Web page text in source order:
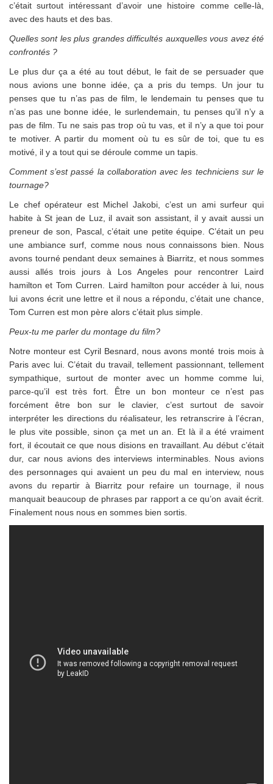
c’était surtout intéressant d’avoir une histoire comme celle-là,
avec des hauts et des bas.
Quelles sont les plus grandes difficultés auxquelles vous avez été
confrontés ?
Le plus dur ça a été au tout début, le fait de se persuader que
nous avions une bonne idée, ça a pris du temps. Un jour tu
penses que tu n’as pas de film, le lendemain tu penses que tu
n’as pas une bonne idée, le surlendemain, tu penses qu’il n’y a
pas de film. Tu ne sais pas trop où tu vas, et il n’y a que toi pour
te motiver. A partir du moment où tu es sûr de toi, que tu es
motivé, il y a tout qui se déroule comme un tapis.
Comment s’est passé la collaboration avec les techniciens sur le
tournage?
Le chef opérateur est Michel Jakobi, c’est un ami surfeur qui
habite à St jean de Luz, il avait son assistant, il y avait aussi un
preneur de son, Pascal, c’était une petite équipe. C’était un peu
une ambiance surf, comme nous nous connaissons bien. Nous
avons tourné pendant deux semaines à Biarritz, et nous sommes
aussi allés trois jours à Los Angeles pour rencontrer Laird
hamilton et Tom Curren. Laird hamilton pour accéder à lui, nous
lui avons écrit une lettre et il nous a répondu, c’était une chance,
Tom Curren est mon père alors c’était plus simple.
Peux-tu me parler du montage du film?
Notre monteur est Cyril Besnard, nous avons monté trois mois à
Paris avec lui. C’était du travail, tellement passionnant, tellement
sympathique, surtout de monter avec un homme comme lui,
parce-qu’il est très fort. Être un bon monteur ce n’est pas
forcément être bon sur le clavier, c’est surtout de savoir
interpréter les directions du réalisateur, les retranscrire à l’écran,
le plus vite possible, sinon ça met un an. Et là il a été vraiment
fort, il écoutait ce que nous disions en travaillant. Au début c’était
dur, car nous avions des interviews interminables. Nous avions
des personnages qui avaient un peu du mal en interview, nous
avons du repartir à Biarritz pour refaire un tournage, il nous
manquait beaucoup de phrases par rapport a ce qu’on avait écrit.
Finalement nous nous en sommes bien sortis.